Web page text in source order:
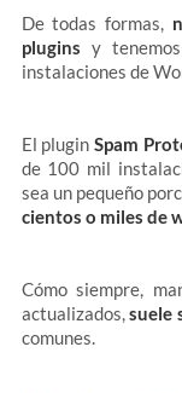
De todas formas,
plugins y
instalaciones de
El plugin Spam
de 100 mil
sea un pequeño
cientos o miles de
Cómo siempre,
actualizados,suele
comunes.